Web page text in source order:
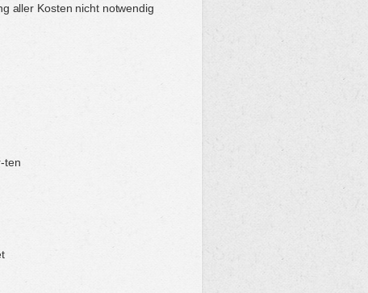
aller Kosten nicht notwendig
ten